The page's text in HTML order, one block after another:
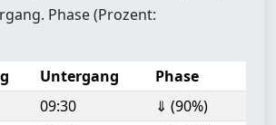
Phase (Prozent:
Untergang
Phase
09:30
⇓ (90%)